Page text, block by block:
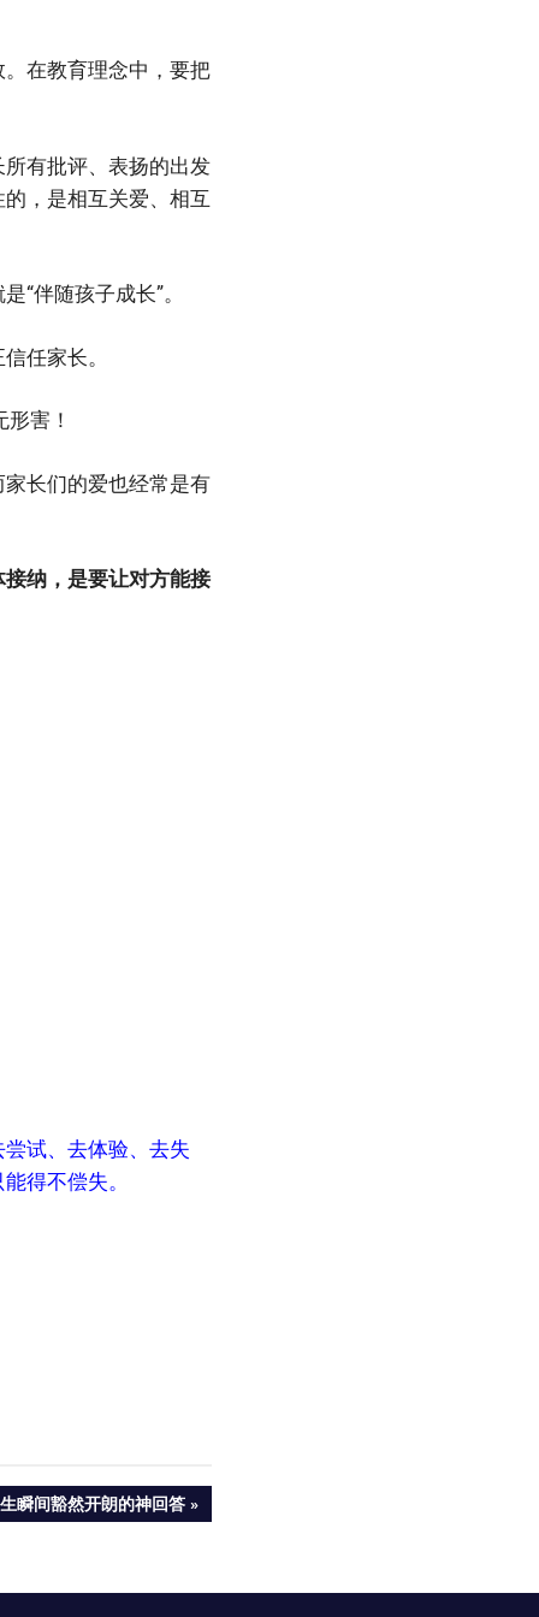
在教育理念中，要把
有批评、表扬的出发
，是相互关爱、相互
“伴随孩子成长”。
任家长。
害！
长们的爱也经常是有
纳，是要让对方能接
试、去体验、去失
得不偿失。
瞬间豁然开朗的神回答